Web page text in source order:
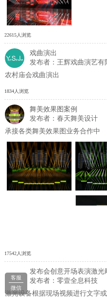
22615人浏览
戏曲演出
发布者：王辉戏曲演艺有
农村庙会戏曲演出
1834人浏览
舞美效果图案例
发布者：春天舞美设计
承接各类舞美效果图业务合作中
17542人浏览
发布会创意开场表演激光
发布者：零壹全息科技
激光设备根据现场视频进行文字
客服
微信